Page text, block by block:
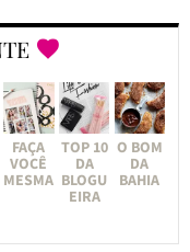
FAÇA
VOCÊ
MESMA
TOP 10
DA
BLOGU
EIRA
O BOM
DA
BAHIA